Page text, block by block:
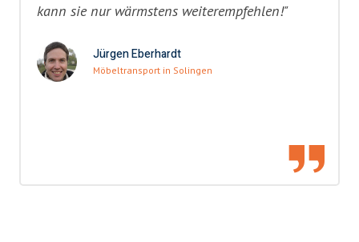
kann sie nur wärmstens weiterempfehlen!"
Jürgen Eberhardt
Möbeltransport in Solingen